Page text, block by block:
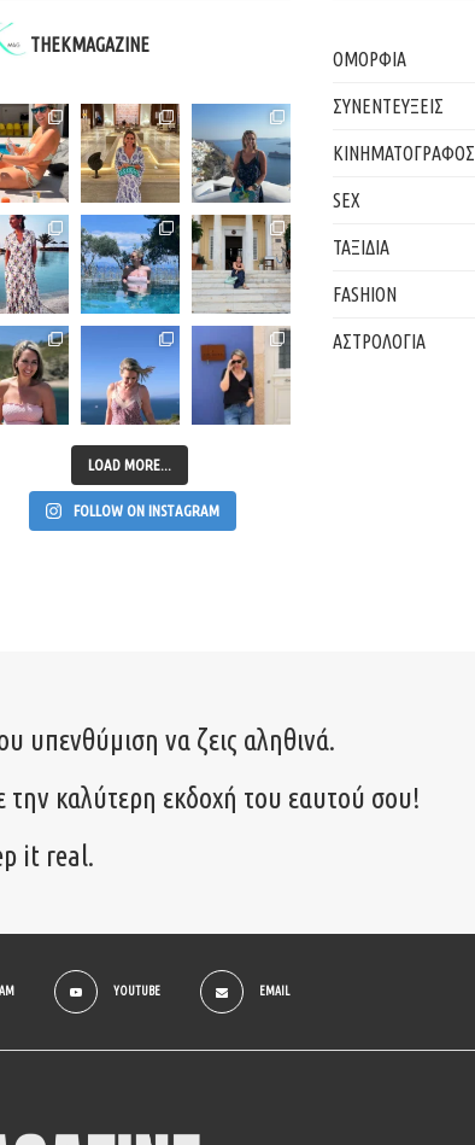
THEKMAGAZINE
LOAD MORE...
FOLLOW ON INSTAGRAM
ΟΜΟΡΦΙΑ
ΣΥΝΕΝΤΕΥΞΕΙΣ
ΚΙΝΗΜΑΤΟΓΡΑΦΟΣ
SEX
ΤΑΞΙΔΙΑ
FASHION
ΑΣΤΡΟΛΟΓΙΑ
υπενθύμιση να ζεις αληθινά.
καλύτερη εκδοχή του εαυτού σου!
it real.
YOUTUBE EMAIL